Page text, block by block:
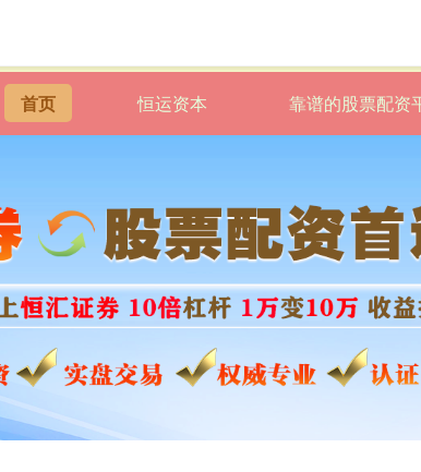
首页 恒运资本 靠谱的股票配资